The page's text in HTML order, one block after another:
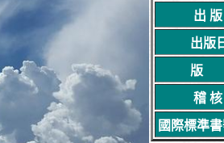
出
出版
版
稽
國際標準